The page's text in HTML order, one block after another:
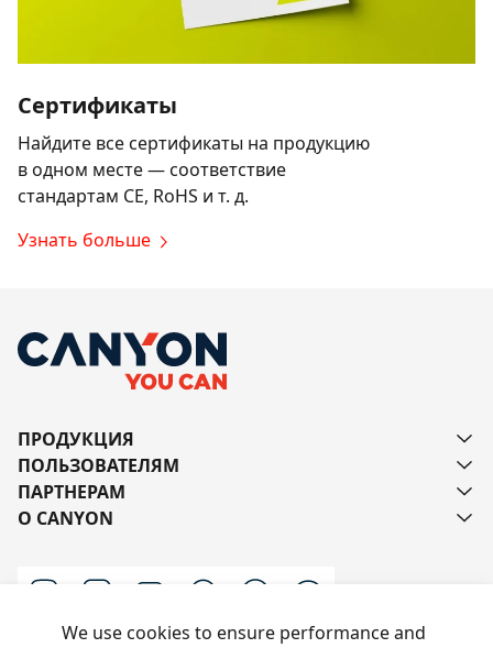
Сертификаты
Найдите все сертификаты на продукцию
в одном месте — соответствие
стандартам CE, RoHS и т. д.
Узнать больше
ПРОДУКЦИЯ
ПОЛЬЗОВАТЕЛЯМ
ПАРТНЕРАМ
О CANYON
We use cookies to ensure performance and